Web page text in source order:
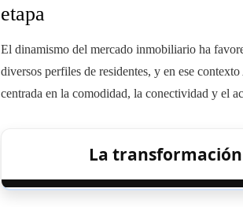
etapa
El dinamismo del mercado inmobiliario ha
diversos perfiles de residentes, y en ese
centrada en la comodidad, la conectividad y el
La